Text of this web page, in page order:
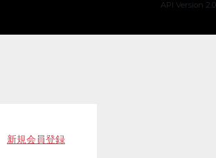
API Version 2.0
新規会員登録